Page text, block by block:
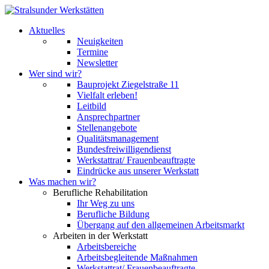
Aktuelles
Neuigkeiten
Termine
Newsletter
Wer sind wir?
Bauprojekt Ziegelstraße 11
Vielfalt erleben!
Leitbild
Ansprechpartner
Stellenangebote
Qualitätsmanagement
Bundesfreiwilligendienst
Werkstattrat/ Frauenbeauftragte
Eindrücke aus unserer Werkstatt
Was machen wir?
Berufliche Rehabilitation
Ihr Weg zu uns
Berufliche Bildung
Übergang auf den allgemeinen Arbeitsmarkt
Arbeiten in der Werkstatt
Arbeitsbereiche
Arbeitsbegleitende Maßnahmen